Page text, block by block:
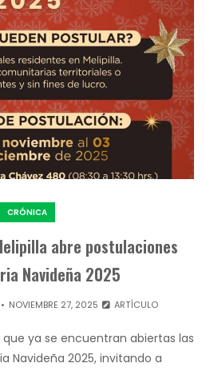
CRÓNICA
abre postulaciones
Navideña 2025
NOVIEMBRE 27, 2025 ARTÍCULO
ya se encuentran abiertas las
Navideña 2025, invitando a